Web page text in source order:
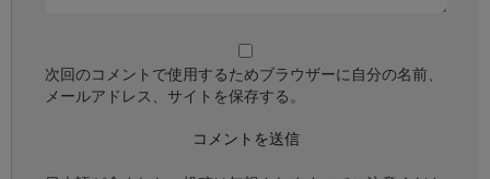
次回のコメントで使用するためブラウザーに自分の名前、
メールアドレス、サイトを保存する。